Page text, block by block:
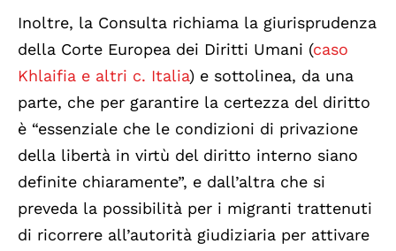
Inoltre, la Consulta richiama la giurisprudenza
della Corte Europea dei Diritti Umani (caso
Khlaifia e altri c. Italia) e sottolinea, da una
parte, che per garantire la certezza del diritto
è “essenziale che le condizioni di privazione
della libertà in virtù del diritto interno siano
definite chiaramente”, e dall’altra che si
preveda la possibilità per i migranti trattenuti
di ricorrere all’autorità giudiziaria per attivare